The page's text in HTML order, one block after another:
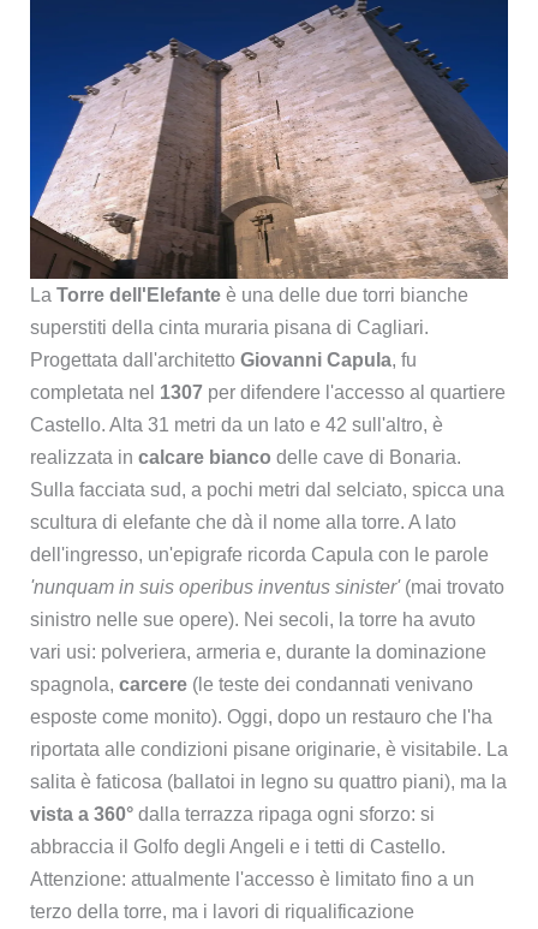
La Torre dell'Elefanteè una delle due torri bianche
superstiti della cinta muraria pisana di Cagliari.
Progettata dall'architetto Giovanni Capula, fu
completata nel 1307per difendere l'accesso al quartiere
Castello. Alta 31 metri da un lato e 42 sull'altro, è
realizzata in calcare bianco delle cave di Bonaria.
Sulla facciata sud, a pochi metri dal selciato, spicca una
scultura di elefante che dà il nome alla torre. A lato
dell'ingresso, un'epigrafe ricorda Capula con le parole
'nunquam in suis operibus inventus sinister'(mai trovato
sinistro nelle sue opere). Nei secoli, la torre ha avuto
vari usi: polveriera, armeria e, durante la dominazione
spagnola, carcere(le teste dei condannati venivano
esposte come monito). Oggi, dopo un restauro che l'ha
riportata alle condizioni pisane originarie, è visitabile. La
salita è faticosa (ballatoi in legno su quattro piani), ma la
vista a 360°dalla terrazza ripaga ogni sforzo: si
abbraccia il Golfo degli Angeli e i tetti di Castello.
Attenzione: attualmente l'accesso è limitato fino a un
terzo della torre, ma i lavori di riqualificazione